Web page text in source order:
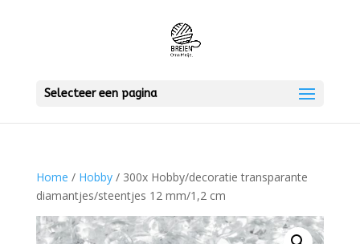
Selecteer een pagina
Home / Hobby/ 300x Hobby/decoratie transparante
diamantjes/steentjes 12 mm/1,2 cm